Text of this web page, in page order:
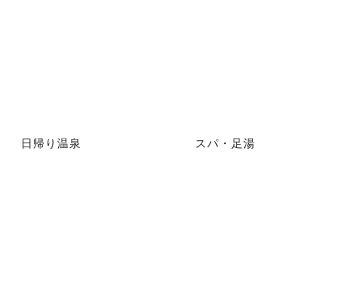
日帰り温泉 スパ・足湯